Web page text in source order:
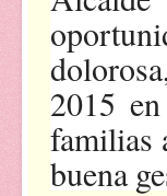
2015
familias
buena